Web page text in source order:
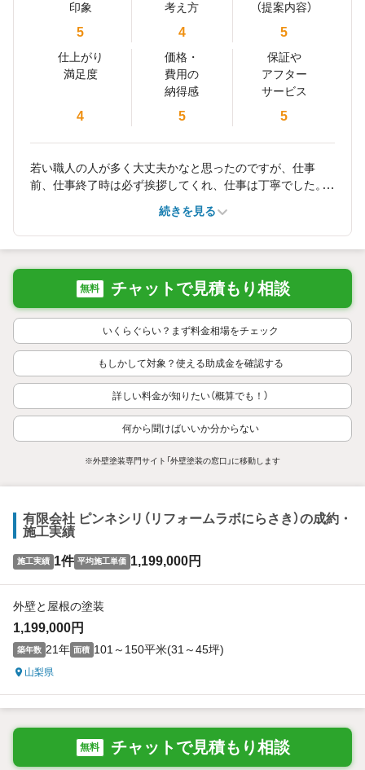
印象
5
考え方
4
（提案内容）
5
仕上がり
満足度
4
価格・
費用の
納得感
5
保証や
アフター
サービス
5
若い職人の人が多く大丈夫かなと思ったのですが、仕事
前、仕事終了時は必ず挨拶してくれ、仕事は丁寧でした。
毎回出してもらえたのも有りがたく思いました。
続きを見る
無料 チャットで見積もり相談
いくらぐらい？まず料金相場をチェック
もしかして対象？使える助成金を確認する
詳しい料金が知りたい（概算でも！）
何から聞けばいいか分からない
※外壁塗装専門サイト「外壁塗装の窓口」に移動します
有限会社 ピンネシリ（リフォームラボにらさき）の成約・
施工実績
施工実績 1件 平均施工単価 1,199,000円
外壁と屋根の塗装
1,199,000円
築年数 21年 面積 101～150平米(31～45坪)
山梨県
無料 チャットで見積もり相談